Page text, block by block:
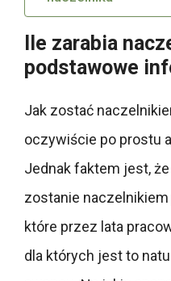
Ile zarabia
podstawowe
Jak zostać
oczywiście po prostu
Jednak faktem jest,
zostanie
które przez lata
dla których jest to